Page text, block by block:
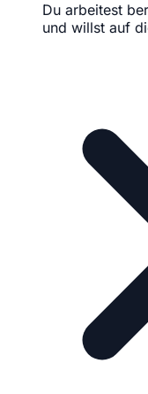
Du arbeitest
und willst auf